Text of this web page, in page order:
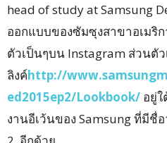
head of study at Samsung
ออกแบบของซัมซุงสาขาอเมริ
ตัวเป็นๆบน Instagram ส่วนตั
ลิงค์http://
ed2015ep2/Lookbook/ อยู่
งานอีเว้นของ Samsung ที่มีชื่